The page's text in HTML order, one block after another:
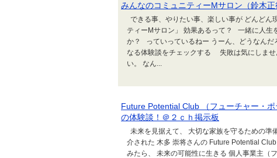
みんなのコミュニティーMサロン（鈴木
できる事、やりたい事、楽しい事が どんど
ティーMサロン」 効果あるって？ 一緒に人生
か？ っていっているねー うーん、どうなん
なる体験談をチェックする 失敗は気にしませ
い。 なん...
Future Potential Club （フューチャー・
の体験談！＠２ｃｈ掲示板
未来を見据えて、 大切な家族を守るための
介された 木多 崇将さんの Future Potential
みたら、 未来の可能性に生きる 個人事業主（